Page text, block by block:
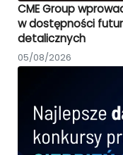
CME Group
w dostępności
detalicznych
05/08/2026